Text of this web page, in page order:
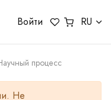
Войти RU
процесс
Не